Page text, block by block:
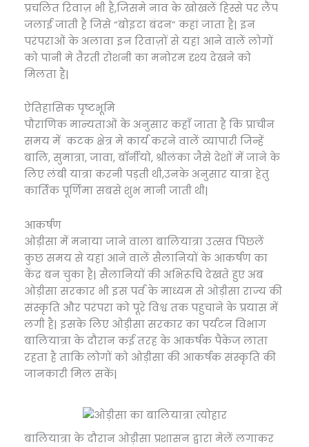
प्रचलित रिवाज़ भी है,जिसमे नाव के खोखलें हिस्से पर लैंप
जलाई जाती है जिसे “बोइटा बंदन” कहां जाता है| इन
परंपराओं के अलावा इन रिवाज़ों से यहां आने वालें लोगों
को पानी मे तैरती रोशनी का मनोरम दृश्य देखने को
मिलता है|
ऐतिहासिक पृष्टभूमि
पौराणिक मान्यताओं के अनुसार कहाँ जाता है कि प्राचीन
समय में कटक क्षेत्र मे कार्य करने वालें व्यापारी जिन्हें
बालि, सुमात्रा, जावा, बॉर्नीयो, श्रीलंका जैसे देशों में जाने के
लिए लंबी यात्रा करनी पड़ती थी,उनके अनुसार यात्रा हेतु
कार्तिक पूर्णिमा सबसे शुभ मानी जाती थी|
आकर्षण
ओड़ीसा में मनाया जाने वाला बालियात्रा उत्सव पिछलें
कुछ समय से यहां आने वालें सैलानियों के आकर्षण का
केंद्र बन चुका है| सैलानियों की अभिरूचि देखते हुए अब
ओड़ीसा सरकार भी इस पर्व के माध्यम से ओड़ीसा राज्य की
संस्कृति और परंपरा को पूरे विश्व तक पहुचाने के प्रयास में
लगी है| इसके लिए ओड़ीसा सरकार का पर्यटन विभाग
बालियात्रा के दौरान कई तरह के आकर्षक पैकेज लाता
रहता है ताकि लोगों को ओड़ीसा की आकर्षक संस्कृति की
जानकारी मिल सकें|
बालियात्रा के दौरान ओड़ीसा प्रशासन द्वारा मेलें लगाकर